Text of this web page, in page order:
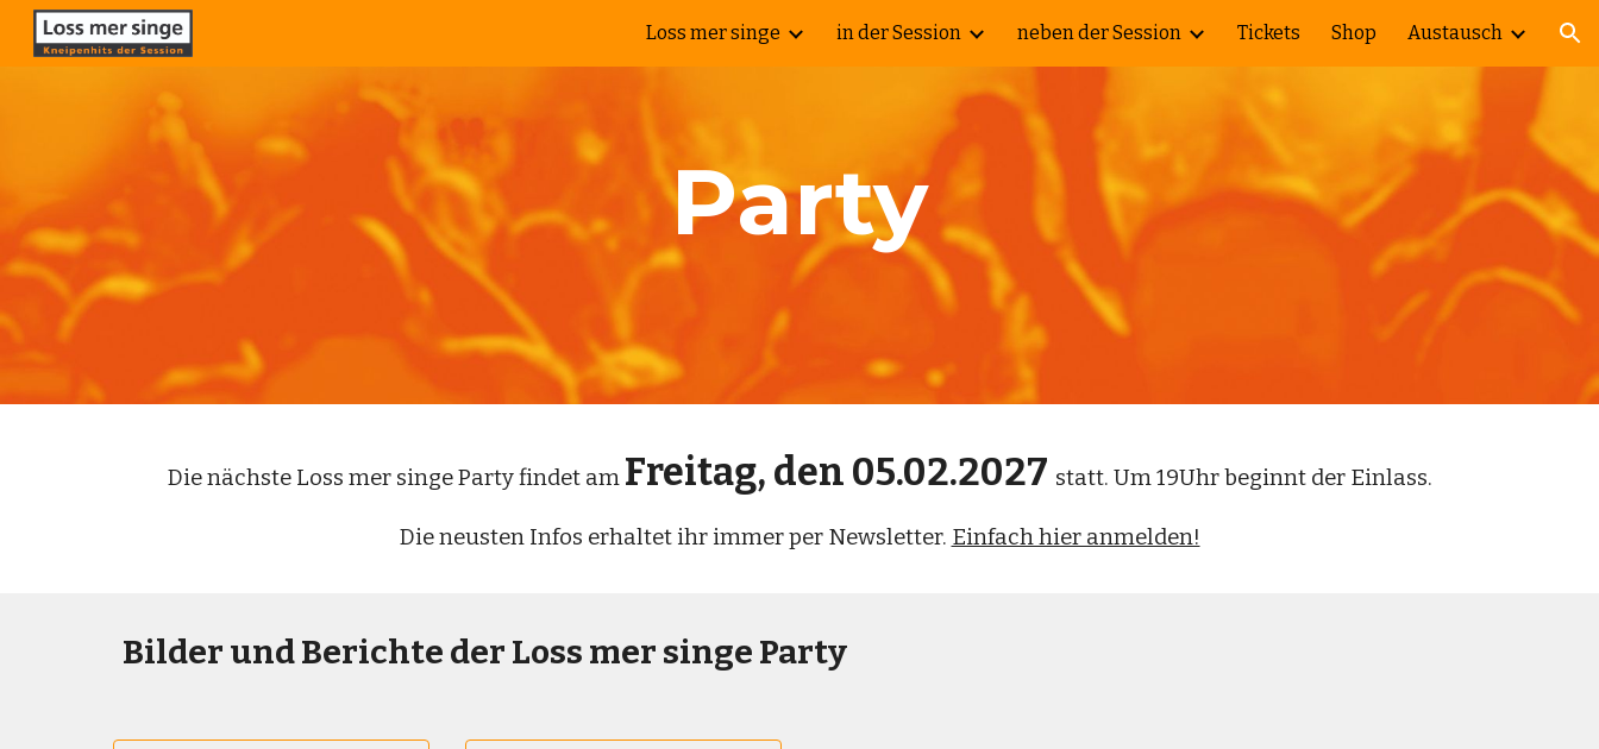
Skip to main content Skip to navigation
Loss mer singe in der Session neben der Session Tickets Shop Austausch
Party
Die nächste Loss mer singePartyfindet am Freitag, den 05.02.2027 statt. Um 19Uhrbeginnt der Einlass.
Die neusten Infos erhaltet ihr immer per Newsletter. Einfach hier anmelden!
Bilder und Berichte der Loss mer singe Party